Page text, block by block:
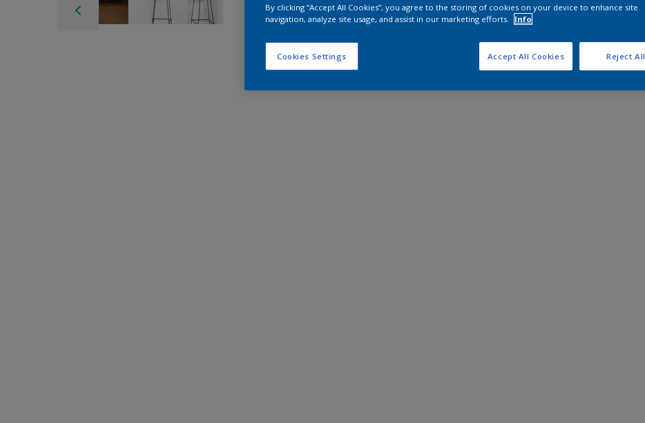
By clicking “Accept All Cookies”, you agree to the storing of cookies on your device to enhance site
navigation, analyze site usage, and assist in our marketing efforts.
Info
Cookies Settings Reject All
Accept All Cookies